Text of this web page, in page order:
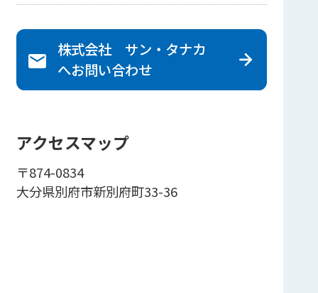
株式会社 サン・タナカ
へお問い合わせ
アクセスマップ
〒874-0834
大分県別府市新別府町33-36